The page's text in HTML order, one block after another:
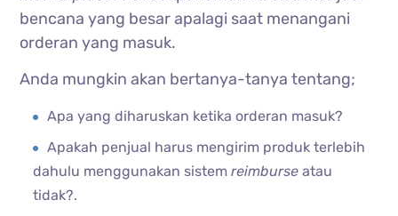
bencana yang besar apalagi saat menangani
orderan yang masuk.
Anda mungkin akan bertanya-tanya tentang;
Apa yang diharuskan ketika orderan masuk?
Apakah penjual harus mengirim produk terlebih
dahulu menggunakan sistemreimburseatau
tidak?.